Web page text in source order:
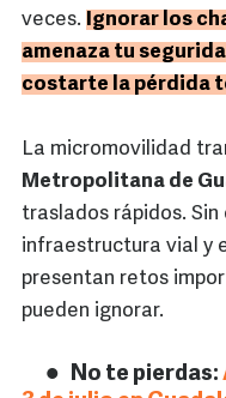
veces. Ignorar los
amenaza tu
costarte la pérdida
La micromovilidad
Metropolitana de
traslados rápidos.
infraestructura vial y
presentan retos
pueden ignorar.
No te pierdas: